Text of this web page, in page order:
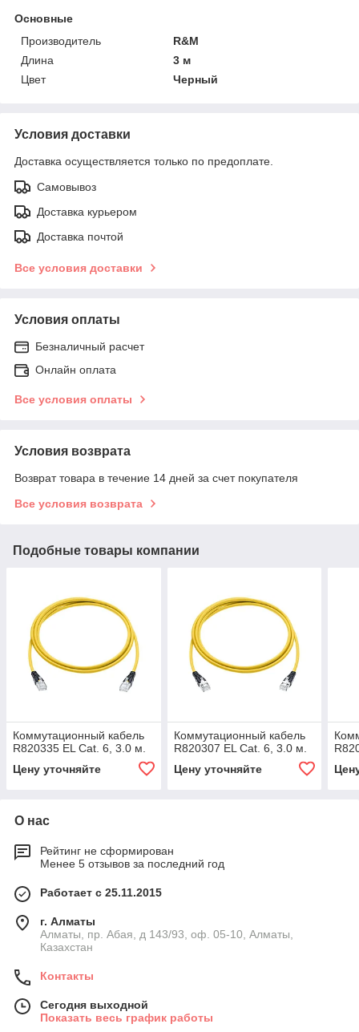
Основные
Производитель
R&M
Длина
3 м
Цвет
Черный
Условия доставки
Доставка осуществляется только по предоплате.
Самовывоз
Доставка курьером
Доставка почтой
Все условия доставки
Условия оплаты
Безналичный расчет
Онлайн оплата
Все условия оплаты
Условия возврата
Возврат товара в течение 14 дней за счет покупателя
Все условия возврата
Подобные товары компании
Коммутационный кабель
R820335 EL Cat. 6, 3.0 м.
Цену уточняйте
Коммутационный кабель
R820307 EL Cat. 6, 3.0 м.
Цену уточняйте
О нас
Рейтинг не сформирован
Менее 5 отзывов за последний год
Работает с 25.11.2015
г. Алматы
Алматы, пр. Абая, д 143/93, оф. 05-10, Алматы,
Казахстан
Контакты
Сегодня выходной
Показать весь график работы